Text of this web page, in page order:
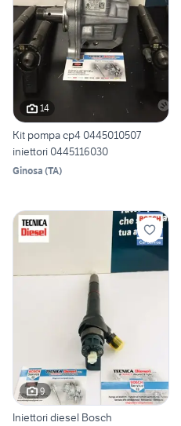
14
Kit pompa cp4 0445010507
iniettori 0445116030
Ginosa (TA)
9
Iniettori diesel Bosch